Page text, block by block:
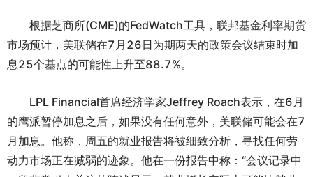
根据芝商所(CME)的FedWatch工具，联邦基金利率期货
市场预计，美联储在7月26日为期两天的政策会议结束时加
息25个基点的可能性上升至88.7%。
LPL Financial首席经济学家Jeffrey Roach表示，在6月
的鹰派暂停加息之后，如果没有任何意外，美联储可能会在7
月加息。他称，周五的就业报告将被细致分析，寻找任何劳
动力市场正在减弱的迹象。他在一份报告中称：“会议记录中